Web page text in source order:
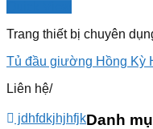
Trang thiết bị chuyên
Tủ đầu giường Hồng Kỳ
Liên hệ/
jdhfdkjhjhfjkDanh